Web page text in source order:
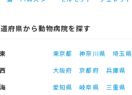
府県から動物病院を探す
東京都 神奈川県 埼玉県
大阪府 京都府 兵庫県
愛知県 岐阜県 三重県